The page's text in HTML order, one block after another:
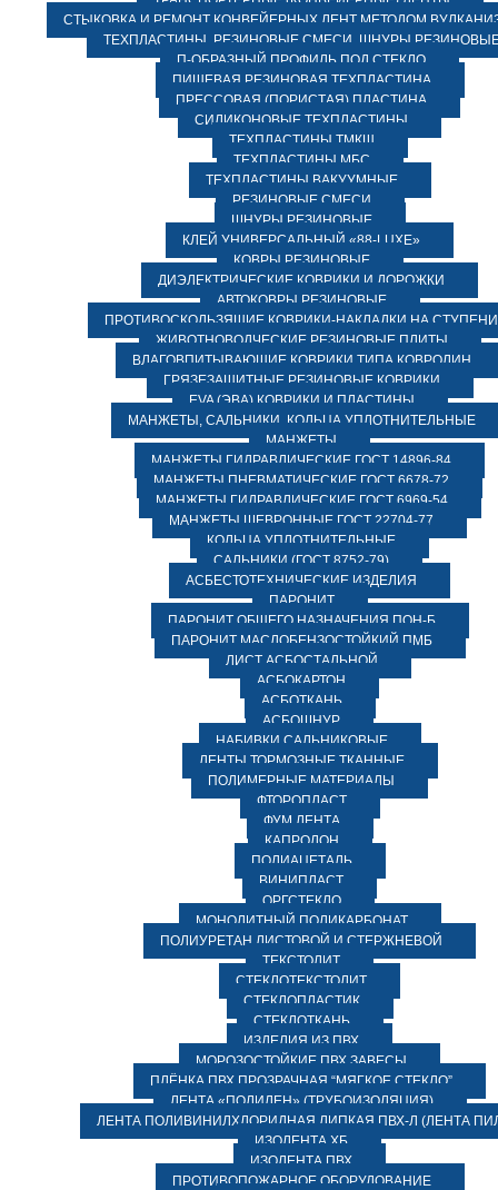
СТЫКОВКА И РЕМОНТ КОНВЕЙЕРНЫХ ЛЕНТ МЕТОДОМ
ТЕХПЛАСТИНЫ, РЕЗИНОВЫЕ СМЕСИ, ШНУРЫ
П-ОБРАЗНЫЙ ПРОФИЛЬ ПОД СТЕКЛО
ПИЩЕВАЯ РЕЗИНОВАЯ ТЕХПЛАСТИНА
ПРЕССОВАЯ (ПОРИСТАЯ) ПЛАСТИНА
СИЛИКОНОВЫЕ ТЕХПЛАСТИНЫ
ТЕХПЛАСТИНЫ ТМКЩ
ТЕХПЛАСТИНЫ МБС
ТЕХПЛАСТИНЫ ВАКУУМНЫЕ
РЕЗИНОВЫЕ СМЕСИ
ШНУРЫ РЕЗИНОВЫЕ
КЛЕЙ УНИВЕРСАЛЬНЫЙ «88-LUXE»
КОВРЫ РЕЗИНОВЫЕ
ДИЭЛЕКТРИЧЕСКИЕ КОВРИКИ И ДОРОЖКИ
АВТОКОВРЫ РЕЗИНОВЫЕ
ПРОТИВОСКОЛЬЗЯЩИЕ КОВРИКИ-НАКЛАДКИ НА СТУПЕНИ
ЖИВОТНОВОДЧЕСКИЕ РЕЗИНОВЫЕ ПЛИТЫ
ВЛАГОВПИТЫВАЮЩИЕ КОВРИКИ ТИПА КОВРОЛИН
ГРЯЗЕЗАЩИТНЫЕ РЕЗИНОВЫЕ КОВРИКИ
EVA (ЭВА) КОВРИКИ И ПЛАСТИНЫ
МАНЖЕТЫ, САЛЬНИКИ, КОЛЬЦА УПЛОТНИТЕЛЬНЫЕ
МАНЖЕТЫ
МАНЖЕТЫ ГИДРАВЛИЧЕСКИЕ ГОСТ 14896-84
МАНЖЕТЫ ПНЕВМАТИЧЕСКИЕ ГОСТ 6678-72
МАНЖЕТЫ ГИДРАВЛИЧЕСКИЕ ГОСТ 6969-54
МАНЖЕТЫ ШЕВРОННЫЕ ГОСТ 22704-77
КОЛЬЦА УПЛОТНИТЕЛЬНЫЕ
САЛЬНИКИ (ГОСТ 8752-79)
АСБЕСТОТЕХНИЧЕСКИЕ ИЗДЕЛИЯ
ПАРОНИТ
ПАРОНИТ ОБЩЕГО НАЗНАЧЕНИЯ ПОН-Б
ПАРОНИТ МАСЛОБЕНЗОСТОЙКИЙ ПМБ
ЛИСТ АСБОСТАЛЬНОЙ
АСБОКАРТОН
АСБОТКАНЬ
АСБОШНУР
НАБИВКИ САЛЬНИКОВЫЕ
ЛЕНТЫ ТОРМОЗНЫЕ ТКАННЫЕ
ПОЛИМЕРНЫЕ МАТЕРИАЛЫ
ФТОРОПЛАСТ
ФУМ ЛЕНТА
КАПРОЛОН
ПОЛИАЦЕТАЛЬ
ВИНИПЛАСТ
ОРГСТЕКЛО
МОНОЛИТНЫЙ ПОЛИКАРБОНАТ
ПОЛИУРЕТАН ЛИСТОВОЙ И СТЕРЖНЕВОЙ
ТЕКСТОЛИТ
СТЕКЛОТЕКСТОЛИТ
СТЕКЛОПЛАСТИК
СТЕКЛОТКАНЬ
ИЗДЕЛИЯ ИЗ ПВХ
МОРОЗОСТОЙКИЕ ПВХ ЗАВЕСЫ
ПЛЁНКА ПВХ ПРОЗРАЧНАЯ “МЯГКОЕ СТЕКЛО”
ЛЕНТА «ПОЛИЛЕН» (ТРУБОИЗОЛЯЦИЯ)
ЛЕНТА ПОЛИВИНИЛХЛОРИДНАЯ ЛИПКАЯ ПВХ-Л (ЛЕНТА
ИЗОЛЕНТА ХБ
ИЗОЛЕНТА ПВХ
ПРОТИВОПОЖАРНОЕ ОБОРУДОВАНИЕ